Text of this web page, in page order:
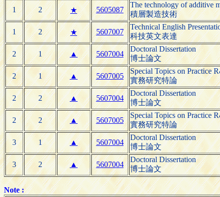
1 2 ★ 5605087
The technology of additive
積層製造技術
1 2 ★ 5607007
Technical English
科技英文表達
2 1 ▲ 5607004
Doctoral Dissertation
博士論文
2 1 ▲ 5607005
Special Topics on Practice
實務研究特論
2 2 ▲ 5607004
Doctoral Dissertation
博士論文
2 2 ▲ 5607005
Special Topics on Practice
實務研究特論
3 1 ▲ 5607004
Doctoral Dissertation
博士論文
3 2 ▲ 5607004
Doctoral Dissertation
博士論文
Note :